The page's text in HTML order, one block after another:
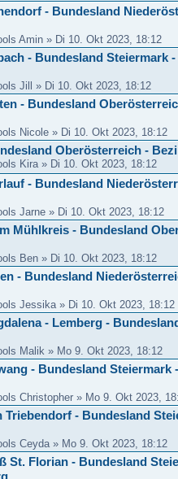
- Bundesland
Amin » Di 10. Okt 2023, 18:12
- Bundesland Steiermark
Jill » Di 10. Okt 2023, 18:12
- Bundesland
Nicole » Di 10. Okt 2023, 18:12
Oberösterreich -
Kira » Di 10. Okt 2023, 18:12
- Bundesland
Jarne » Di 10. Okt 2023, 18:12
Mühlkreis - Bundesland
Ben » Di 10. Okt 2023, 18:12
- Bundesland
Jessika » Di 10. Okt 2023, 18:12
- Lemberg -
Malik » Mo 9. Okt 2023, 18:12
- Bundesland Steiermark
Christopher » Mo 9. Okt 2023,
- Bundesland
Ceyda » Mo 9. Okt 2023, 18:12
St. Florian - Bundesland